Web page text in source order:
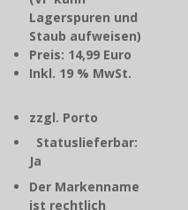
Lagerspuren und
Staub aufweisen)
Preis: 14,99 Euro
Inkl. 19 % MwSt.
zzgl. Porto
Statuslieferbar:
Ja
Der Markenname
ist rechtlich